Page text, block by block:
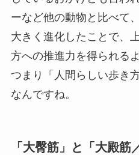
ーなど他の動物と比べて
大きく進化したことで、
方への推進力を得られる
つまり「人間らしい歩き
なんですね。
「大臀筋」と「大殿筋